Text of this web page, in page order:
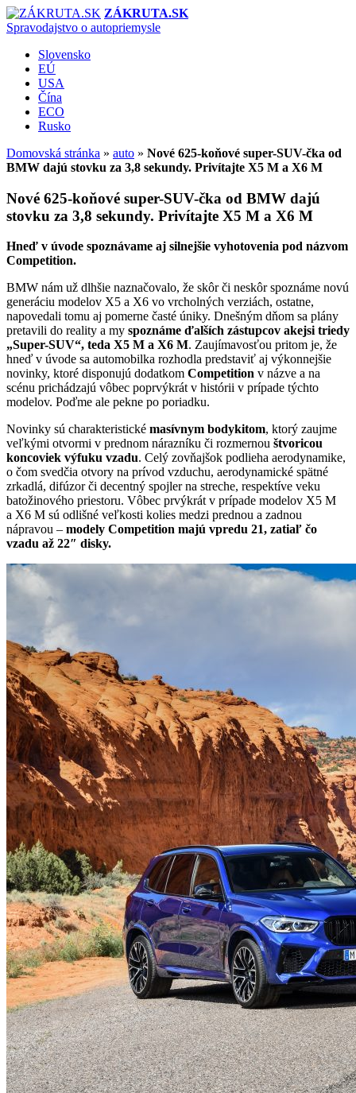
ZÁKRUTA.SK
Spravodajstvo o autopriemysle
Slovensko
EÚ
USA
Čína
ECO
Rusko
Domovská stránka » auto » Nové 625-koňové super-SUV-čka od
BMW dajú stovku za 3,8 sekundy. Privítajte X5 M a X6 M
Nové 625-koňové super-SUV-čka od BMW dajú
stovku za 3,8 sekundy. Privítajte X5 M a X6 M
Hneď v úvode spoznávame aj silnejšie vyhotovenia pod názvom
Competition.
BMW nám už dlhšie naznačovalo, že skôr či neskôr spoznáme novú
generáciu modelov X5 a X6 vo vrcholných verziách, ostatne,
napovedali tomu aj pomerne časté úniky. Dnešným dňom sa plány
pretavili do reality a my spoznáme ďalších zástupcov akejsi triedy
„Super-SUV“, teda X5 M a X6 M. Zaujímavosťou pritom je, že
hneď v úvode sa automobilka rozhodla predstaviť aj výkonnejšie
novinky, ktoré disponujú dodatkom Competition v názve a na
scénu prichádzajú vôbec poprvýkrát v histórii v prípade týchto
modelov. Poďme ale pekne po poriadku.
Novinky sú charakteristické masívnym bodykitom, ktorý zaujme
veľkými otvormi v prednom nárazníku či rozmernou štvoricou
koncoviek výfuku vzadu. Celý zovňajšok podlieha aerodynamike,
o čom svedčia otvory na prívod vzduchu, aerodynamické spätné
zrkadlá, difúzor či decentný spojler na streche, respektíve veku
batožinového priestoru. Vôbec prvýkrát v prípade modelov X5 M
a X6 M sú odlišné veľkosti kolies medzi prednou a zadnou
nápravou – modely Competition majú vpredu 21, zatiaľ čo
vzadu až 22″ disky.